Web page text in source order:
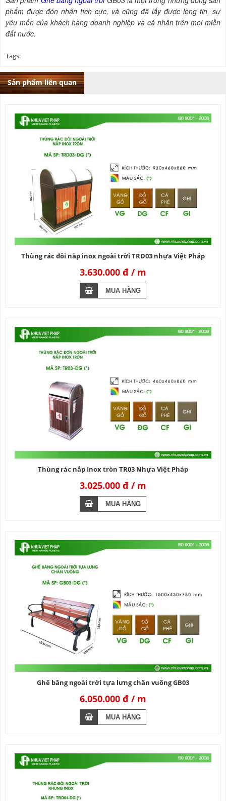
phẩm được đón nhận tích cực, và cũng đã lấy được lòng tin, sự
yêu mến của khách hàng doanh nghiệp và cá nhân trên mọi miền
đất nước.
Tags:
Sản phẩm liên quan
Thùng rác đôi nắp inox ngoài trời TRD03 nhựa Việt Pháp
3.630.000 đ
Thùng rác nắp Inox tròn TR03 Nhựa Việt Pháp
3.025.000 đ
Ghế băng ngoài trời tựa lưng chân vuông GB03
6.050.000 đ